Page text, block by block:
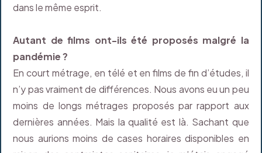
dans le même esprit.
Autant de films ont-ils été proposés malgré la
pandémie ?
En court métrage, en télé et en films de fin d’études, il
n’y pas vraiment de différences. Nous avons eu un peu
moins de longs métrages proposés par rapport aux
dernières années. Mais la qualité est là. Sachant que
nous aurions moins de cases horaires disponibles en